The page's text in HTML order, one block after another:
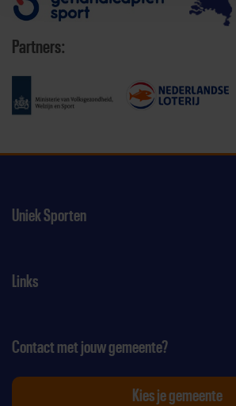
Partners:
Uniek Sporten
Links
Contact met jouw gemeente?
Kies je gemeente